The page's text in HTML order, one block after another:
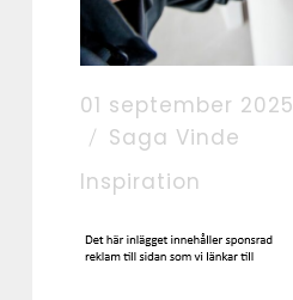
01 september 2025
Saga Vinde
Inspiration